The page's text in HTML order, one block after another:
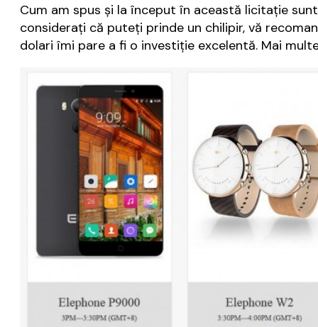
Cum am spus şi la început în această licitaţie
consideraţi că puteţi prinde un chilipir, vă
dolari îmi pare a fi o investiţie excelentă. Mai